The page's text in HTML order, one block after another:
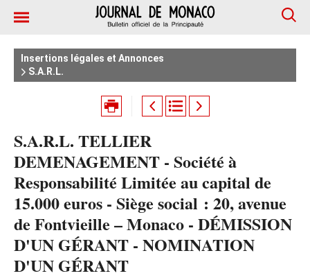
Insertions légales et Annonces
S.A.R.L.
S.A.R.L. TELLIER
DEMENAGEMENT - Société à
Responsabilité Limitée au capital de
15.000 euros - Siège social : 20, avenue
de Fontvieille – Monaco - DÉMISSION
D'UN GÉRANT - NOMINATION
D'UN GÉRANT